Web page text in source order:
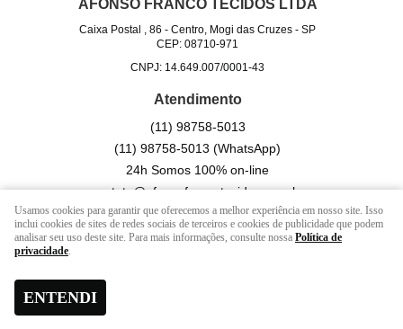
AFONSO FRANCO TECIDOS LTDA
Caixa Postal , 86 -Centro, Mogi das Cruzes -SP
CEP: 08710-971
CNPJ: 14.649.007/0001-43
Atendimento
(11) 98758-5013
(11) 98758-5013(WhatsApp)
24h Somos 100% on-line
contato@afonsofrancotecidos.com.br
LOJA VIRTUAL CRIADA POR
Usamos cookies para garantir que oferecemos a melhor experiência em nosso site. Isso
inclui cookies de sites de redes sociais de terceiros e cookies de publicidade que podem
analisar seu uso deste site. Para mais informações, consulte nossa Política de
privacidade.
ENTENDI